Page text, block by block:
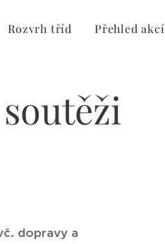
Rozvrh tříd Přehled akcí
dopravy a